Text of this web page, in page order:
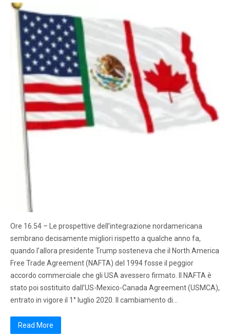
Ore 16.54 – Le prospettive dell’integrazione nordamericana
sembrano decisamente migliori rispetto a qualche anno fa,
quando l’allora presidente Trump sosteneva che il North America
Free Trade Agreement (NAFTA) del 1994 fosse il peggior
accordo commerciale che gli USA avessero firmato. Il NAFTA è
stato poi sostituito dall’US-Mexico-Canada Agreement (USMCA),
entrato in vigore il 1° luglio 2020. Il cambiamento di…
Read More